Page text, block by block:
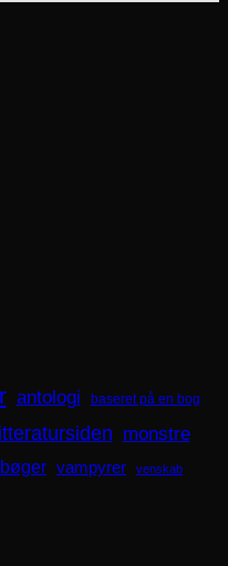
antologi baseret på en bog
monstre
vampyrer venskab